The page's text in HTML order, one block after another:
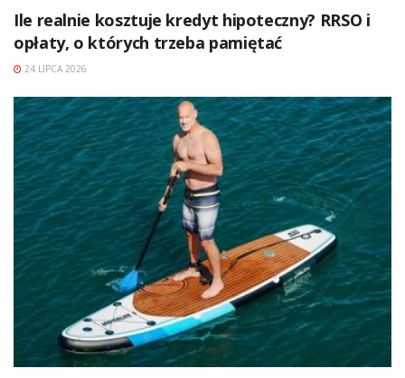
Ile realnie kosztuje kredyt hipoteczny? RRSO i
opłaty, o których trzeba pamiętać
24 LIPCA 2026